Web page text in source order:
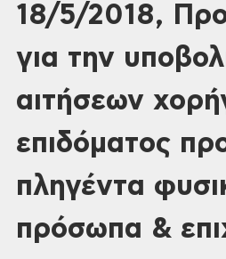
18/5/2018,
για την
αιτήσεων
επιδόματος
πληγέντα
πρόσωπα &